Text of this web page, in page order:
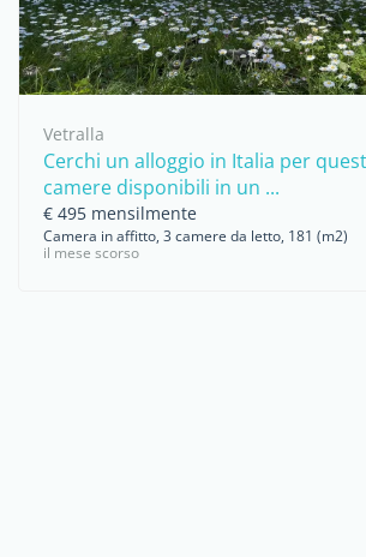
Vetralla
Cerchi un alloggio in Italia per
camere disponibili in un ...
€ 495 mensilmente
Camera in affitto, 3 camere da letto, 181 (m2)
il mese scorso